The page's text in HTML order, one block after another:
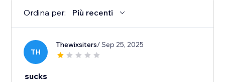
Ordina per: Più recenti
TH
Thewixsiters/ Sep 25, 2025
sucks